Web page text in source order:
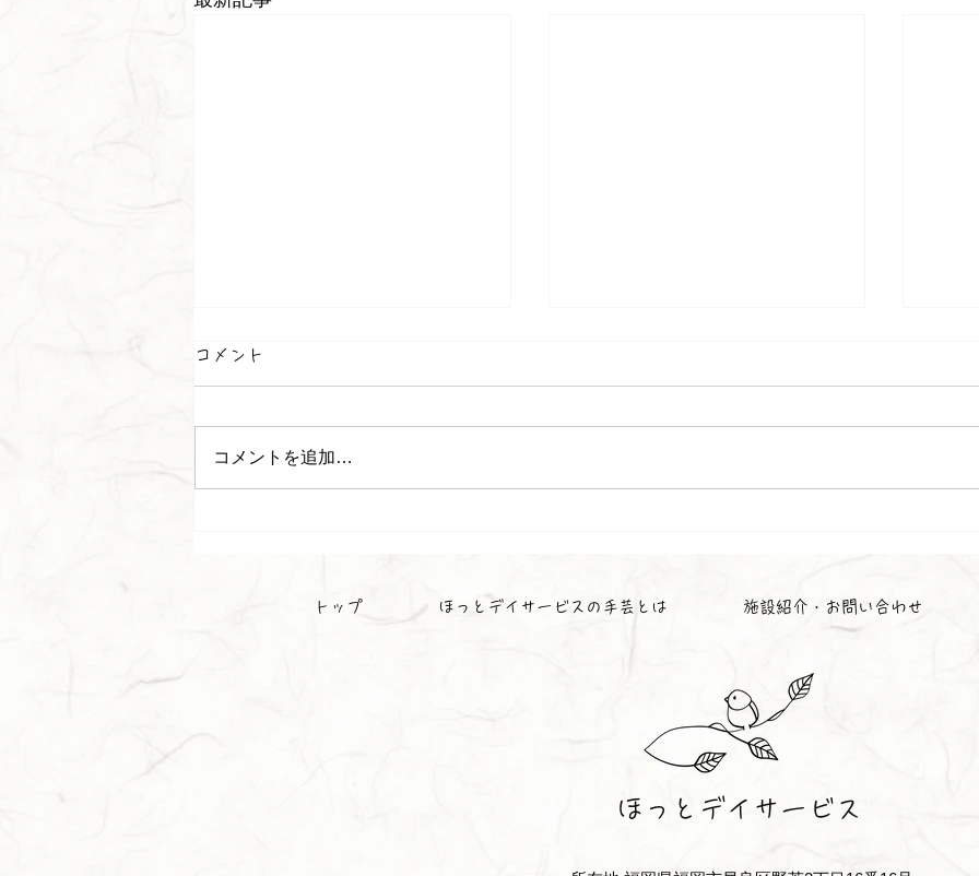
お茶
コメント
コメントを追加…
トップ ほっとデイサービスの手芸とは 施設紹介・お問い合わせ
ほっとデイサービス